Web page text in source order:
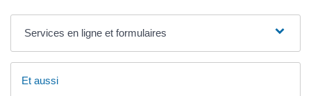
Services en ligne et formulaires
Et aussi